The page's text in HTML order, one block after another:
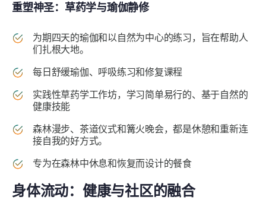
重塑神圣：草药学与瑜伽静修
为期四天的瑜伽和以自然为中心的练习，旨在帮助人
们扎根大地。
每日舒缓瑜伽、呼吸练习和修复课程
实践性草药学工作坊，学习简单易行的、基于自然的
健康技能
森林漫步、茶道仪式和篝火晚会，都是休憩和重新连
接自我的好方式。
专为在森林中休息和恢复而设计的餐食
身体流动：健康与社区的融合